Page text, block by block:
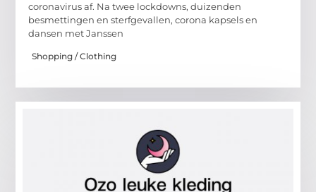
coronavirus af. Na twee lockdowns, duizenden
besmettingen en sterfgevallen, corona kapsels en
dansen met Janssen
Shopping / Clothing